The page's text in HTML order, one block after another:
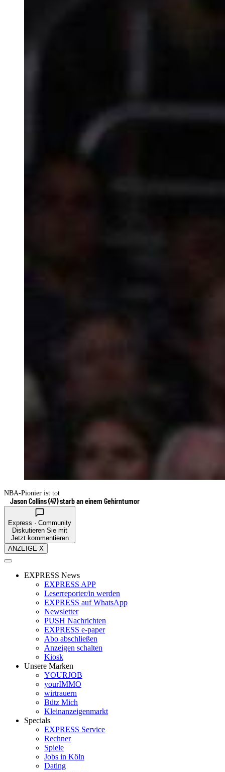
NBA-Pionier ist tot
Jason Collins (47) starb an einem Gehirntumor
Express · Community
Diskutieren Sie mit
Jetzt kommentieren
ANZEIGE X
EXPRESS News
EXPRESS APP
Leserreporter/in werden
EXPRESS auf WhatsApp
Newsletter
PUSH Nachrichten
EXPRESS e-paper
Abo abschließen
Anzeigen schalten
Kiosk
Unsere Marken
YOURJOB
yourIMMO
wirtrauern
Bütz Mich
Kleinanzeigenmarkt
Specials
EXPRESS Service
Rechner
Spiele
Jobs in Köln
Dating